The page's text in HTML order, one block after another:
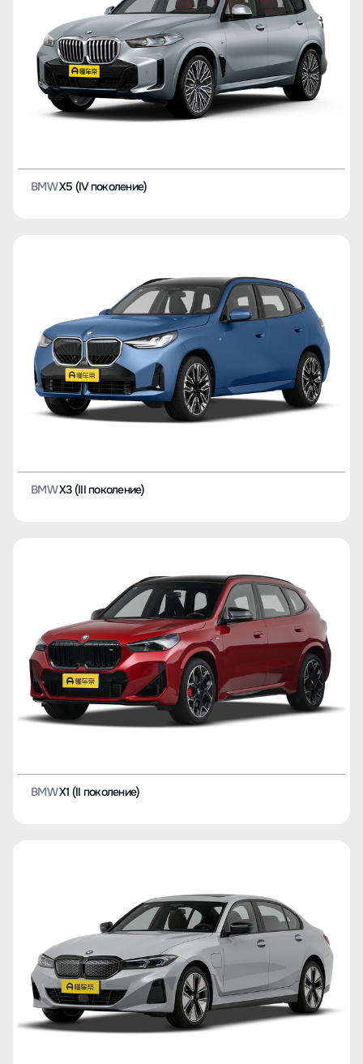
BMWX5 (IV поколение)
BMWX3 (III поколение)
BMWX1 (II поколение)